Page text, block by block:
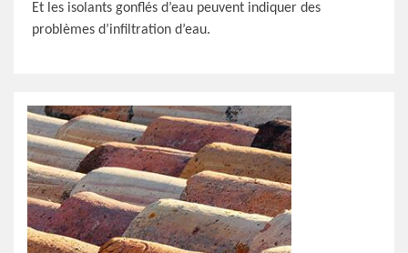
Et les isolants gonflés d’eau peuvent indiquer des
problèmes d’infiltration d’eau.